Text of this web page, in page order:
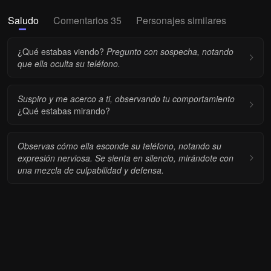
Saludo Comentarios 35 Personajes similares
¿Qué estabas viendo? Pregunto con sospecha, notando
que ella oculta su teléfono.
Suspiro y me acerco a ti, observando tu comportamiento
¿Qué estabas mirando?
Observas cómo ella esconde su teléfono, notando su
expresión nerviosa. Se sienta en silencio, mirándote con
una mezcla de culpabilidad y defensa.